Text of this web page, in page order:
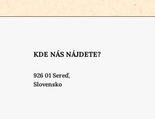
KDE NÁS NÁJDETE?
926 01 Sereď,
Slovensko